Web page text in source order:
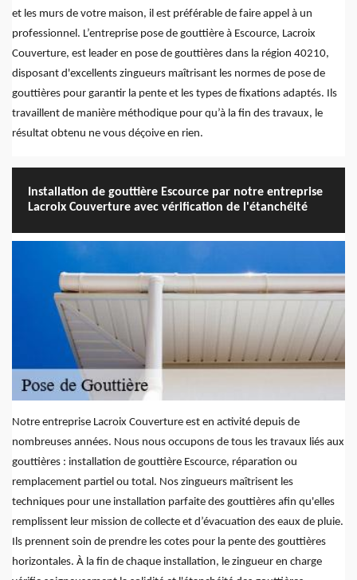
et les murs de votre maison, il est préférable de faire appel à un
professionnel. L’entreprise pose de gouttière à Escource, Lacroix
Couverture, est leader en pose de gouttières dans la région 40210,
disposant d'excellents zingueurs maîtrisant les normes de pose de
gouttières pour garantir la pente et les types de fixations adaptés. Ils
travaillent de manière méthodique pour qu’à la fin des travaux, le
résultat obtenu ne vous déçoive en rien.
Installation de gouttière Escource par notre entreprise
Lacroix Couverture avec vérification de l'étanchéité
Notre entreprise Lacroix Couverture est en activité depuis de
nombreuses années. Nous nous occupons de tous les travaux liés aux
gouttières : installation de gouttière Escource, réparation ou
remplacement partiel ou total. Nos zingueurs maîtrisent les
techniques pour une installation parfaite des gouttières afin qu'elles
remplissent leur mission de collecte et d’évacuation des eaux de pluie.
Ils prennent soin de prendre les cotes pour la pente des gouttières
horizontales. À la fin de chaque installation, le zingueur en charge